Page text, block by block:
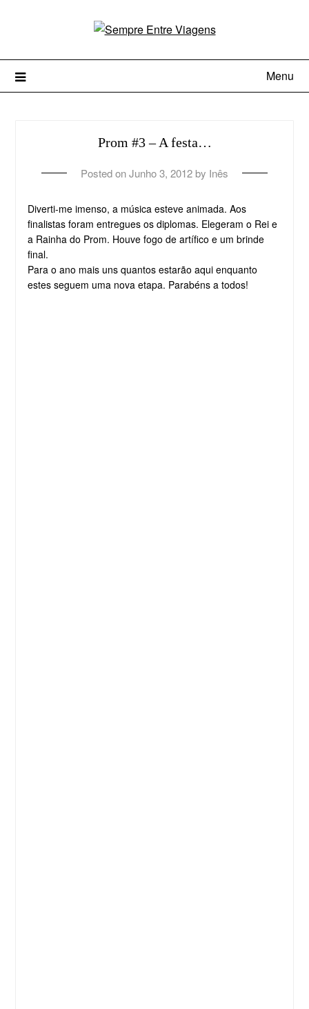
Menu
Prom #3 – A festa…
Posted onJunho 3, 2012 by Inês
Diverti-me imenso, a música esteve animada. Aos
finalistas foram entregues os diplomas. Elegeram o Rei e
a Rainha do Prom. Houve fogo de artífico e um brinde
final.
Para o ano mais uns quantos estarão aqui enquanto
estes seguem uma nova etapa. Parabéns a todos!